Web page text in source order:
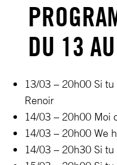
DU 13
13/03 – 20h00 Si
Renoir
14/03 – 20h00 Moi
14/03 – 20h00 We
14/03 – 20h30 Si